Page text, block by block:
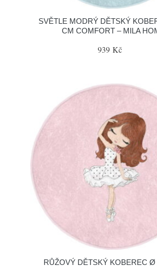
SVĚTLE MODRÝ DĚTSKÝ
CM COMFORT – MILA
939 Kč
RŮŽOVÝ DĚTSKÝ KOBEREC Ø